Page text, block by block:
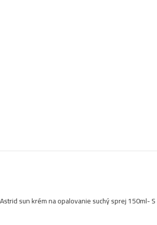
Astrid sun krém na opalovanie suchý sprej 150ml- S